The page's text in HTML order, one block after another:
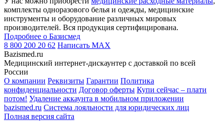
комплекты одноразового белья и одежды, медицинские
инструменты и оборудование различных мировых
производителей. Вся продукция сертифицирована.
Подробнее о Базисмед
8 800 200 20 62 Написать MAX
Bazismed.ru
Медицинский интернет-дискаунтер с доставкой по всей
России
О компании Реквизиты Гарантии Политика
конфиденциальности Договор оферты Купи сейчас – плати
потом! Удаление аккаунта в мобильном приложении
bazismed.ru Система лояльности для юридических лиц
Полная версия сайта